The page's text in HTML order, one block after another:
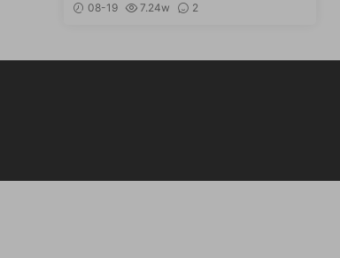
08-19 7.24w 2